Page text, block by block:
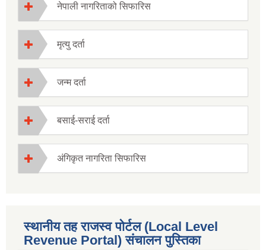
नेपाली नागरिताको सिफारिस
मृत्यु दर्ता
जन्म दर्ता
बसाई-सराई दर्ता
अंगिकृत नागरिता सिफारिस
स्थानीय तह राजस्व पोर्टल (Local Level
Revenue Portal) संचालन पुस्तिका